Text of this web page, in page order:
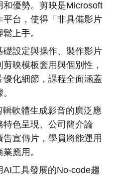
優勢。剪映是Microsoft
平台，使得「非具備影片
上手。
礎設定與操作、製作影片
映模板套用與個別性，
化細節，課程全面涵蓋
輯軟體生成影音的廣泛應
特色呈現、公司簡介論
宣傳片，學員將能運用
應用。
AI工具發展的No-code趨